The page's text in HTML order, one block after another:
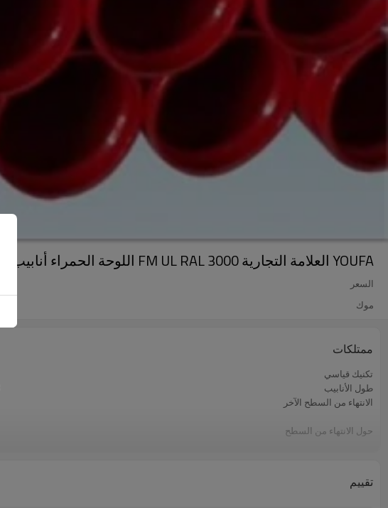
YOUFA العلامة التجارية FM UL RAL 3000 اللوحة الحمراء أنابيب الرش النار
السعر
موك
ممتلكات
تكنيك قياسي
طول الأنابيب
الانتهاء من السطح الآخر
حول الانتهاء من السطح
التعبئة
تقييم